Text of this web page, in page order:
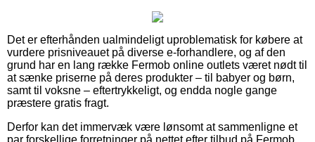
Det er efterhånden ualmindeligt uproblematisk for købere at
vurdere prisniveauet på diverse e-forhandlere, og af den
grund har en lang række Fermob online outlets været nødt til
at sænke priserne på deres produkter – til babyer og børn,
samt til voksne – eftertrykkeligt, og endda nogle gange
præstere gratis fragt.
Derfor kan det immervæk være lønsomt at sammenligne et
par forskellige forretninger på nettet efter tilbud på Fermob